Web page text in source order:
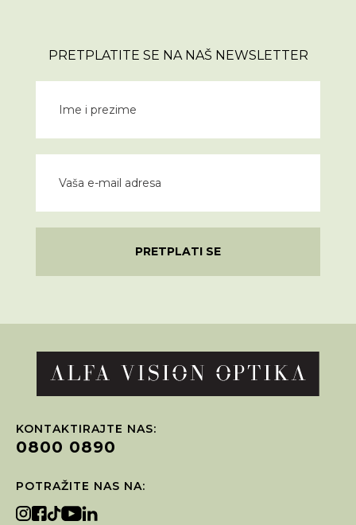
PRETPLATITE SE NA NAŠ NEWSLETTER
PRETPLATI SE
KONTAKTIRAJTE NAS:
0800 0890
POTRAŽITE NAS NA: